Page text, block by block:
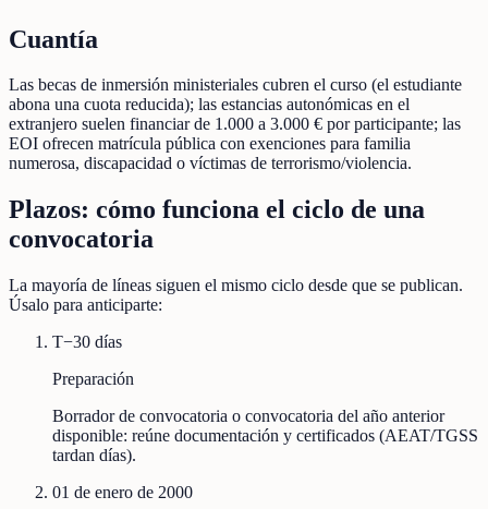
Cuantía
Las becas de inmersión ministeriales cubren el curso (el estudiante
abona una cuota reducida); las estancias autonómicas en el
extranjero suelen financiar de 1.000 a 3.000 € por participante; las
EOI ofrecen matrícula pública con exenciones para familia
numerosa, discapacidad o víctimas de terrorismo/violencia.
Plazos: cómo funciona el ciclo de una
convocatoria
La mayoría de líneas siguen el mismo ciclo desde que se publican.
Úsalo para anticiparte:
T−30 días
Preparación
Borrador de convocatoria o convocatoria del año anterior
disponible: reúne documentación y certificados (AEAT/TGSS
tardan días).
01 de enero de 2000